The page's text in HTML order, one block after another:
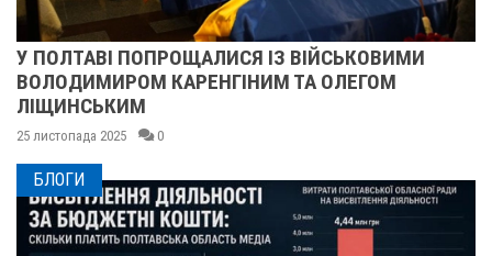
У ПОЛТАВІ ПОПРОЩАЛИСЯ ІЗ ВІЙСЬКОВИМИ
ВОЛОДИМИРОМ КАРЕНГІНИМ ТА ОЛЕГОМ
ЛІЩИНСЬКИМ
25 листопада 2025 0
БЛОГИ